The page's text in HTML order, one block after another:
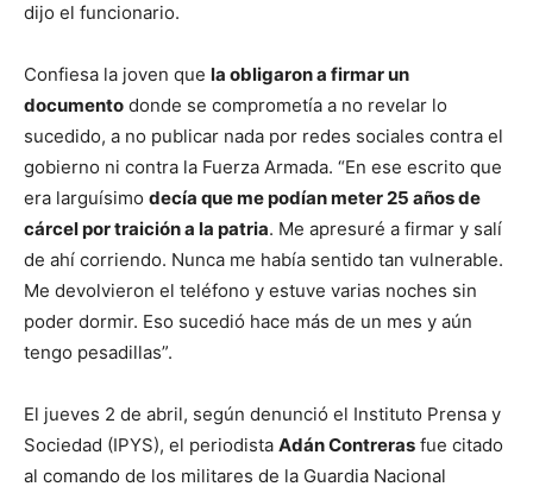
dijo el funcionario.
Confiesa la joven que la obligaron a firmar un
documento donde se comprometía a no revelar lo
sucedido, a no publicar nada por redes sociales contra el
gobierno ni contra la Fuerza Armada. “En ese escrito que
era larguísimo decía que me podían meter 25 años de
cárcel por traición a la patria. Me apresuré a firmar y salí
de ahí corriendo. Nunca me había sentido tan vulnerable.
Me devolvieron el teléfono y estuve varias noches sin
poder dormir. Eso sucedió hace más de un mes y aún
tengo pesadillas”.
El jueves 2 de abril, según denunció el Instituto Prensa y
Sociedad (IPYS), el periodista Adán Contreras fue citado
al comando de los militares de la Guardia Nacional